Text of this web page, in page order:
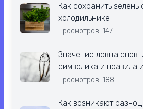
Как сохранить зелень
холодильнике
Просмотров: 147
Значение ловца снов:
символика и правила
Просмотров: 188
Как возникают